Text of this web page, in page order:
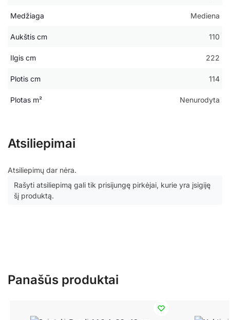
Medžiaga Mediena
Aukštis cm 110
Ilgis cm 222
Plotis cm 114
Plotas m² Nenurodyta
Atsiliepimai
Atsiliepimų dar nėra.
Rašyti atsiliepimą gali tik prisijungę pirkėjai, kurie yra įsigiję
šį produktą.
Panašūs produktai